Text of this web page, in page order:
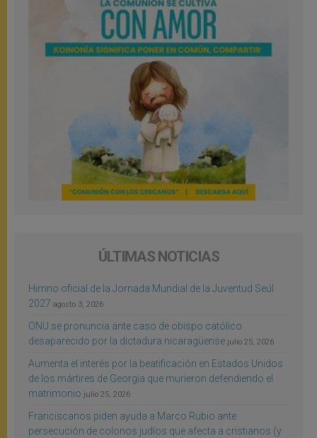
ÚLTIMAS NOTICIAS
Himno oficial de la Jornada Mundial de la Juventud Seúl
2027 agosto 3, 2026
ONU se pronuncia ante caso de obispo católico
desaparecido por la dictadura nicaragüense julio 25, 2026
Aumenta el interés por la beatificación en Estados Unidos
de los mártires de Georgia que murieron defendiendo el
matrimonio julio 25, 2026
Franciscanos piden ayuda a Marco Rubio ante
persecución de colonos judíos que afecta a cristianos (y